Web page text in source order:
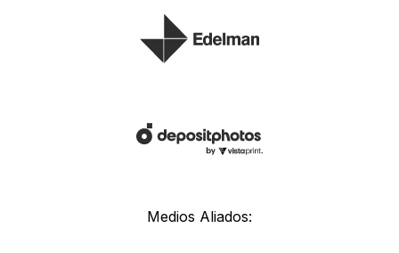
Medios Aliados: